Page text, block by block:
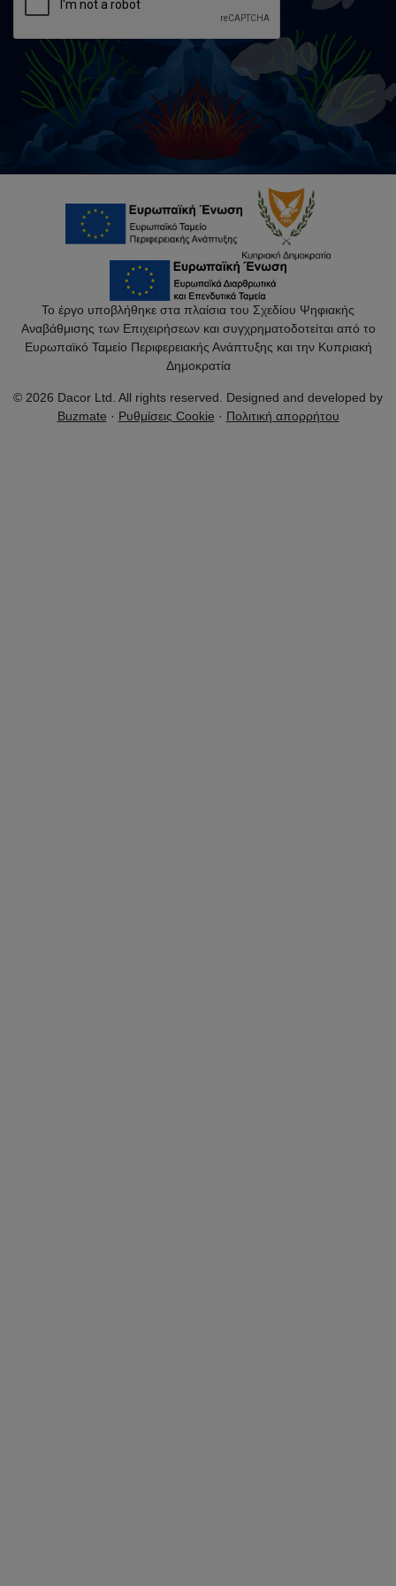
Το έργο υποβλήθηκε στα πλαίσια του Σχεδίου Ψηφιακής
Αναβάθμισης των Επιχειρήσεων και συγχρηματοδοτείται από το
Ευρωπαϊκό Ταμείο Περιφερειακής Ανάπτυξης και την Κυπριακή
Δημοκρατία
© 2026 Dacor Ltd. All rights reserved. Designed and developed by
Buzmate · Ρυθμίσεις Cookie · Πολιτική απορρήτου